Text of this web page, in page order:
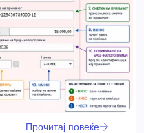
Прочитај повеќе